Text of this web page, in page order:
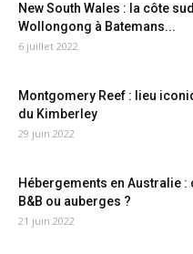
New South Wales : la côte
Wollongong à Batemans...
6 juillet 2022
Montgomery Reef : lieu
du Kimberley
29 juin 2022
Hébergements en Australie :
B&B ou auberges ?
21 juin 2022